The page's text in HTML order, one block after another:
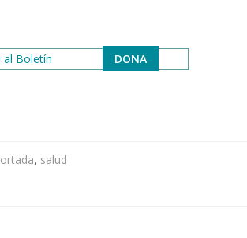
al Boletín DONA
, salud